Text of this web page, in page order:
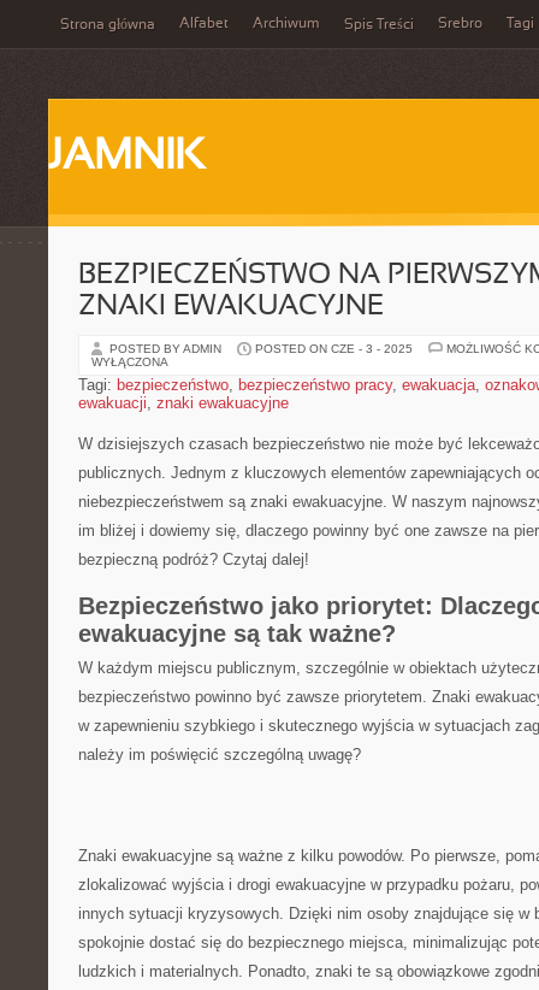
Strona główna Alfabet Archiwum Spis Treści Srebro Tagi
JAMNIK
BEZPIECZEŃSTWO NA
ZNAKI EWAKUACYJNE
POSTED BY ADMIN POSTED ON CZE - 3 - 2025
MOŻLIWOŚĆ
WYŁĄCZONA
Tagi: bezpieczeństwo, bezpieczeństwo pracy, ewakuacja,
ewakuacji, znaki ewakuacyjne
W dzisiejszych czasach ​bezpieczeństwo nie może być‍
publicznych.‌ Jednym z ‌kluczowych elementów zapewniających
niebezpieczeństwem są znaki ‍ewakuacyjne. W ‌naszym
im ⁤bliżej i ‌dowiemy się, ⁤dlaczego powinny ‍być one zawsze na
bezpieczną podróż? Czytaj dalej!
Bezpieczeństwo jako priorytet:
ewakuacyjne​ są tak ważne?
W ‍każdym ‌miejscu publicznym, szczególnie w obiektach
bezpieczeństwo​ powinno⁣ być zawsze⁤ priorytetem. Znaki⁢
w⁢ zapewnieniu szybkiego ⁢i skutecznego wyjścia w sytuacjach
należy im poświęcić szczególną uwagę?
Znaki ewakuacyjne są ważne ⁣z kilku‌ powodów. Po ‍pierwsze,​
zlokalizować ⁤wyjścia ‍i drogi‌ ewakuacyjne w przypadku pożaru,
innych⁣ sytuacji ⁢kryzysowych. Dzięki nim‍ osoby znajdujące ⁤się‌ w‌
spokojnie dostać się do ⁣bezpiecznego miejsca, minimalizując
ludzkich⁢ i materialnych. Ponadto, znaki‍ te są obowiązkowe